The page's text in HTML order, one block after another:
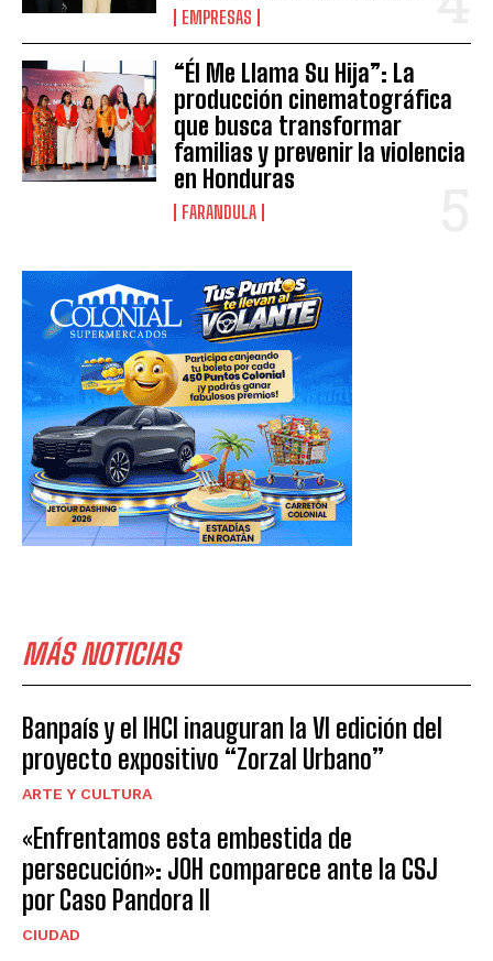
EMPRESAS
“Él Me Llama Su Hija”: La
producción cinematográfica
que busca transformar
familias y prevenir la violencia
en Honduras
FARANDULA
MÁS NOTICIAS
Banpaís y el IHCI inauguran la VI edición del
proyecto expositivo “Zorzal Urbano”
ARTE Y CULTURA
«Enfrentamos esta embestida de
persecución»: JOH comparece ante la CSJ
por Caso Pandora II
CIUDAD